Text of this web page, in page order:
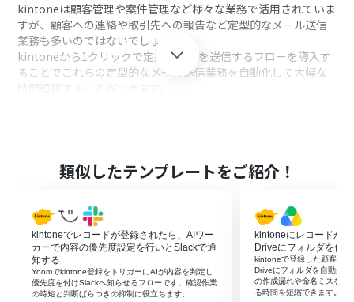
kintoneは顧客管理や案件管理など様々な業務で活用されていま
すが、顧客への連絡や取引先への報告など定型的なメール送信
業務も多いのではないでしょうか。
kintoneから1クリックで定型メールを送信するフローを導入す
ることでこれらの定型的なメール送信業務を自動化して大幅な
時間短縮することができます。
件情報などをメール本文に自動的に挿入する機能も備えていま
これによって個別の情報に合わせてメール内容をカスタマイズ
する手間を省いて、より効率的なメール送信が可能になりま
す。
■注意事項
類似したテンプレートをご紹介！
kintoneでレコードが登録されたら、AIワー
カーで内容の優先度設定を行いとSlackで通
知する
Yoomでkintone登録をトリガーにAIが内容を判定し
優先度を付けSlackへ知らせるフローです。確認作業
の時短と判断ばらつきの抑制に役立ちます。
kintoneにレコードが
Driveにフォルダを作成
kintoneで登録した顧客・
Driveにフォルダを自動生
の作成漏れや命名ミスを抑
る時間を短縮できます。